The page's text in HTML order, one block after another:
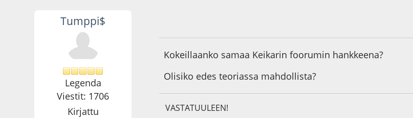
Tumppi$
Legenda
Viestit: 1706
Kirjattu
Kokeillaanko samaa Keikarin foorumin hankkeena?
Olisiko edes teoriassa mahdollista?
VASTATUULEEN!